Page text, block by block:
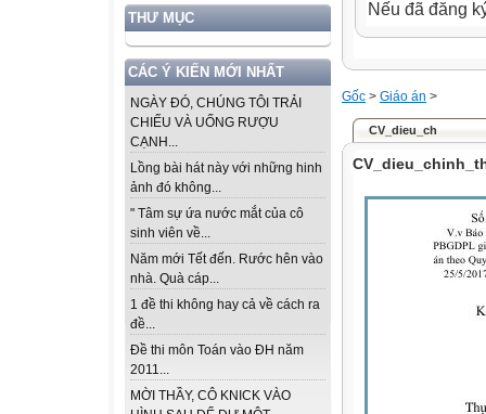
THƯ MỤC
CÁC Ý KIẾN MỚI NHẤT
NGÀY ĐÓ, CHÚNG TÔI TRẢI
CHIẾU VÀ UỐNG RƯỢU
CẠNH...
Lồng bài hát này với những hinh
ảnh đó không...
" Tâm sự ứa nước mắt của cô
sinh viên về...
Năm mới Tết đến. Rước hên vào
nhà. Quà cáp...
1 đề thi không hay cả về cách ra
đề...
Đề thi môn Toán vào ĐH năm
2011...
MỜI THẦY, CÔ KNICK VÀO
Nếu đã đăng
Gốc > Giáo án >
CV_dieu_ch